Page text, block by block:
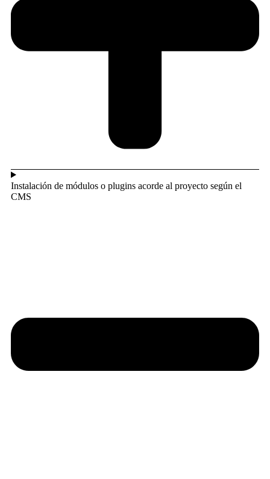
Instalación de módulos o plugins acorde al proyecto según el
CMS